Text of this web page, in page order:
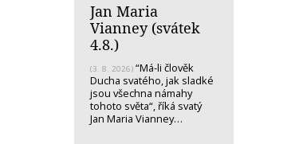
Jan Maria
Vianney (svátek
4.8.)
(3. 8. 2026) “Má-li člověk
Ducha svatého, jak sladké
jsou všechna námahy
tohoto světa“, říká svatý
Jan Maria Vianney…